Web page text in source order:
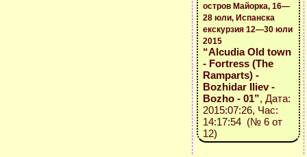
остров Майорка, 16—
28 юли, Испанска
екскурзия 12—30 юли
2015
“Alcudia Old town
- Fortress (The
Ramparts) -
Bozhidar Iliev -
Bozho - 01”, Дата:
2015:07:26, Час:
14:17:54 (№ 6 от
12)